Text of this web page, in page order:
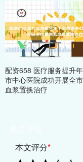
配资658 医疗服务提升
市中心医院成功开展全
血浆置换治疗
本文评分*